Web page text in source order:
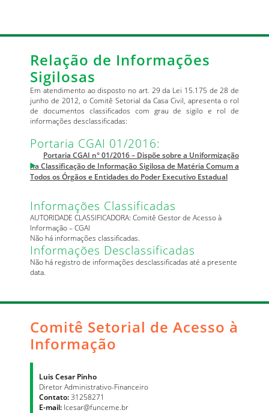
Relação de Informações
Sigilosas
Em atendimento ao disposto no art. 29 da Lei 15.175 de 28 de
junho de 2012, o Comitê Setorial da Casa Civil, apresenta o rol
de documentos classificados com grau de sigilo e rol de
informações desclassificadas:
Portaria CGAI 01/2016:
Portaria CGAI n° 01/2016 – Dispõe sobre a Uniformização
na Classificação de Informação Sigilosa de Matéria Comum a
Todos os Órgãos e Entidades do Poder Executivo Estadual
Informações Classificadas
AUTORIDADE CLASSIFICADORA: Comitê Gestor de Acesso à
Informação – CGAI
Não há informações classificadas.
Informações Desclassificadas
Não há registro de informações desclassificadas até a presente
data.
Comitê Setorial de Acesso à
Informação
Luis Cesar Pinho
Diretor Administrativo-Financeiro
Contato: 31258271
E-mail: lcesar@funceme.br